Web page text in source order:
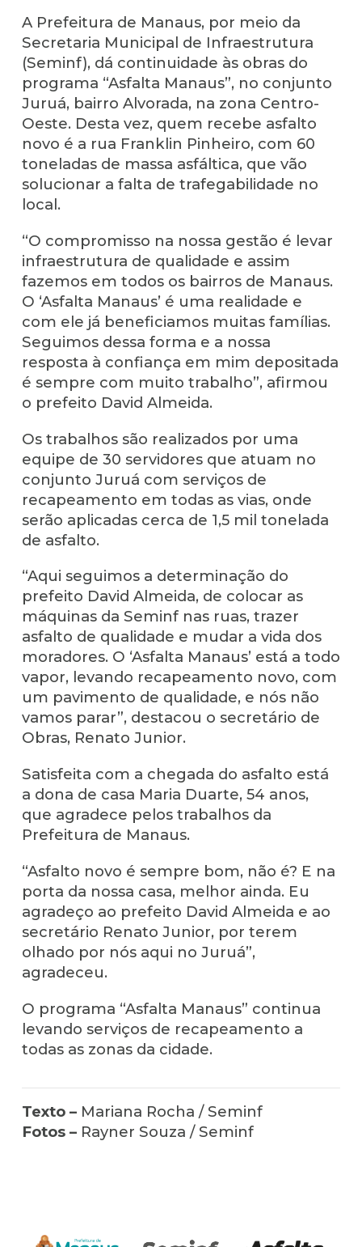
A Prefeitura de Manaus, por meio da
Secretaria Municipal de Infraestrutura
(Seminf), dá continuidade às obras do
programa “Asfalta Manaus”, no conjunto
Juruá, bairro Alvorada, na zona Centro-
Oeste. Desta vez, quem recebe asfalto
novo é a rua Franklin Pinheiro, com 60
toneladas de massa asfáltica, que vão
solucionar a falta de trafegabilidade no
local.
“O compromisso na nossa gestão é levar
infraestrutura de qualidade e assim
fazemos em todos os bairros de Manaus.
O ‘Asfalta Manaus’ é uma realidade e
com ele já beneficiamos muitas famílias.
Seguimos dessa forma e a nossa
resposta à confiança em mim depositada
é sempre com muito trabalho”, afirmou
o prefeito David Almeida.
Os trabalhos são realizados por uma
equipe de 30 servidores que atuam no
conjunto Juruá com serviços de
recapeamento em todas as vias, onde
serão aplicadas cerca de 1,5 mil tonelada
de asfalto.
“Aqui seguimos a determinação do
prefeito David Almeida, de colocar as
máquinas da Seminf nas ruas, trazer
asfalto de qualidade e mudar a vida dos
moradores. O ‘Asfalta Manaus’ está a todo
vapor, levando recapeamento novo, com
um pavimento de qualidade, e nós não
vamos parar”, destacou o secretário de
Obras, Renato Junior.
Satisfeita com a chegada do asfalto está
a dona de casa Maria Duarte, 54 anos,
que agradece pelos trabalhos da
Prefeitura de Manaus.
“Asfalto novo é sempre bom, não é? E na
porta da nossa casa, melhor ainda. Eu
agradeço ao prefeito David Almeida e ao
secretário Renato Junior, por terem
olhado por nós aqui no Juruá”,
agradeceu.
O programa “Asfalta Manaus” continua
levando serviços de recapeamento a
todas as zonas da cidade.
Texto – Mariana Rocha / Seminf
Fotos –Rayner Souza / Seminf